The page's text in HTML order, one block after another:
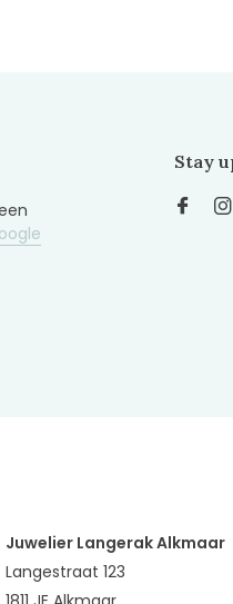
Stay
Juwelier Langerak Alkmaar
Langestraat 123